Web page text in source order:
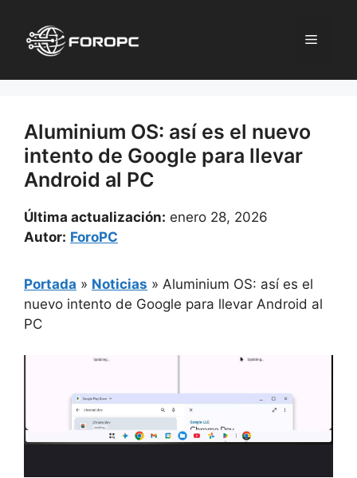
contenido
Menú
Aluminium OS: así es el nuevo
intento de Google para llevar
Android al PC
Última actualización: enero 28, 2026
Autor: ForoPC
Portada » Noticias » Aluminium OS: así es el
nuevo intento de Google para llevar Android al
PC